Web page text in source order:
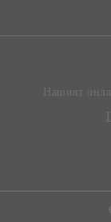
Нашият